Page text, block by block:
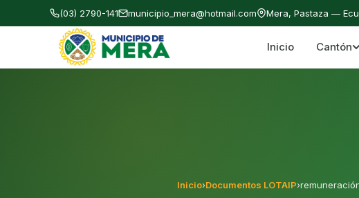
(03) 2790-141 municipio_mera@hotmail.com Mera, Pastaza —
Gobierno Autónomo Descentralizado Municipal del
Inicio Cantón
Inicio›Documentos LOTAIP›